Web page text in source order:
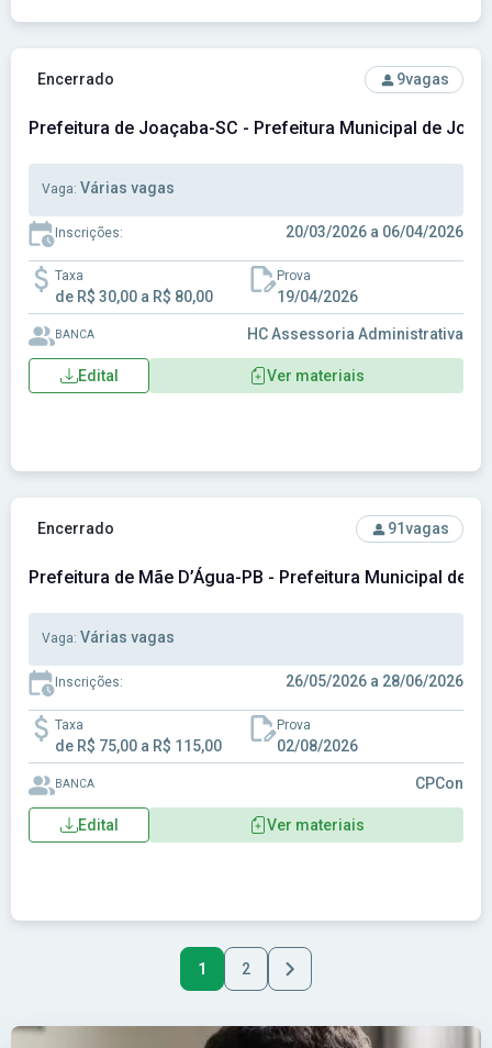
Ver concurso: Prefeitura de Joaçaba-SC - Prefeitura
Encerrado 9vagas
Prefeitura de Joaçaba-SC - Prefeitura Municipal de
Vaga: Várias vagas
Inscrições: 20/03/2026 a 06/04/2026
Taxa
de R$ 30,00 a R$ 80,00
Prova
19/04/2026
BANCA HC Assessoria Administrativa
Edital Ver materiais
Ver concurso: Prefeitura de Mãe D’Água-PB - Prefeitura
Encerrado 91vagas
Prefeitura de Mãe D’Água-PB - Prefeitura Municipal de
Vaga: Várias vagas
Inscrições: 26/05/2026 a 28/06/2026
Taxa
de R$ 75,00 a R$ 115,00
Prova
02/08/2026
BANCA CPCon
Edital Ver materiais
1 2